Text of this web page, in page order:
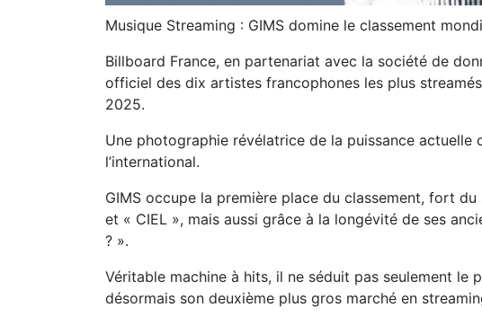
Musique Streaming : GIMS domine le classement
Billboard France, en partenariat avec la société de
officiel des dix artistes francophones les plus
2025.
Une photographie révélatrice de la puissance actuelle
l’international.
GIMS occupe la première place du classement, fort
et « CIEL », mais aussi grâce à la longévité de ses
? ».
Véritable machine à hits, il ne séduit pas seulement le
désormais son deuxième plus gros marché en